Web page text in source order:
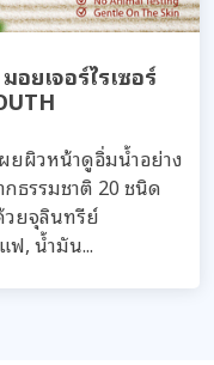
อยเจอร์ไรเซอร์
ยผิวหน้าดูอิ่มน้ำอย่าง
ธรรมชาติ 20 ชนิด
วยจุลินทรีย์
ฟ, น้ำมัน...